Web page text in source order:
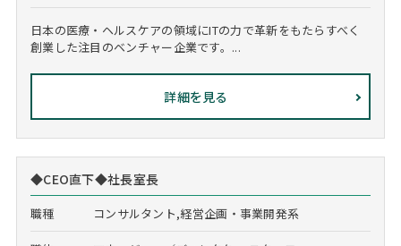
日本の医療・ヘルスケアの領域にITの力で革新をもたらすべく
創業した注目のベンチャー企業です。...
詳細を見る
◆CEO直下◆社長室長
職種 コンサルタント,経営企画・事業開発系